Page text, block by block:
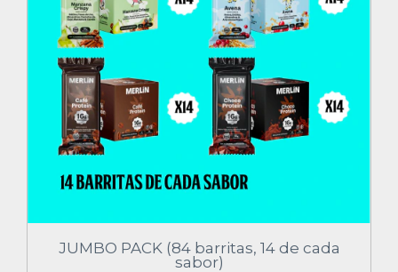
JUMBO PACK (84 barritas, 14 de cada
sabor)